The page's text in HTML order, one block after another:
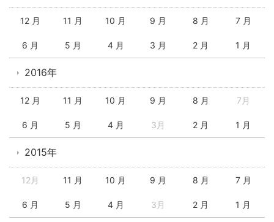
12 月 11 月 10 月 9 月 8 月 7 月
6 月 5 月 4 月 3 月 2 月 1 月
2016年
12 月 11 月 10 月 9 月 8 月 7月
6 月 5 月 4 月 3月 2 月 1 月
2015年
12月 11 月 10 月 9 月 8 月 7 月
6 月 5 月 4 月 3月 2 月 1 月